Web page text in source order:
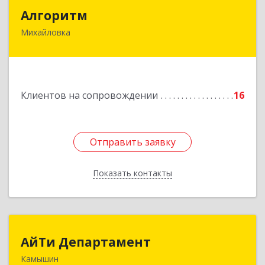
Алгоритм
Михайловка
Клиентов на сопровождении 16
Отправить заявку
Показать контакты
Отправить заявку
Назад
АйТи Департамент
Камышин